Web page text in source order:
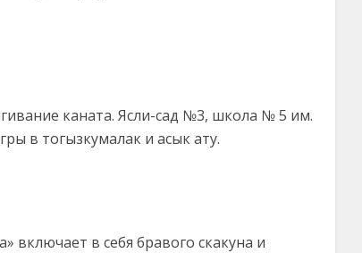
каната. Ясли-сад №3, школа № 5 им.
в тогызкумалак и асык ату.
включает в себя бравого скакуна и